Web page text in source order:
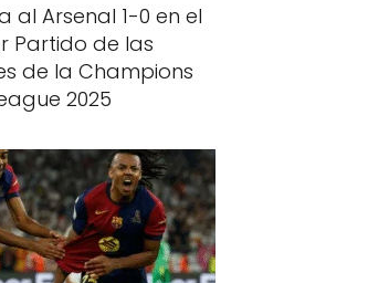
al Arsenal 1-0 en el
Partido de las
de la Champions
2025